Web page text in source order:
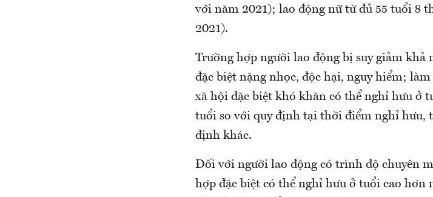
với năm 2021); lao động nữ từ đủ 55 tuổi 8
2021).
Trường hợp người lao động bị suy giảm khả
đặc biệt nặng nhọc, độc hại, nguy hiểm;
xã hội đặc biệt khó khăn có thể nghỉ hưu ở
tuổi so với quy định tại thời điểm nghỉ hưu,
định khác.
Đối với người lao động có trình độ chuyên
hợp đặc biệt có thể nghỉ hưu ở tuổi cao hơn